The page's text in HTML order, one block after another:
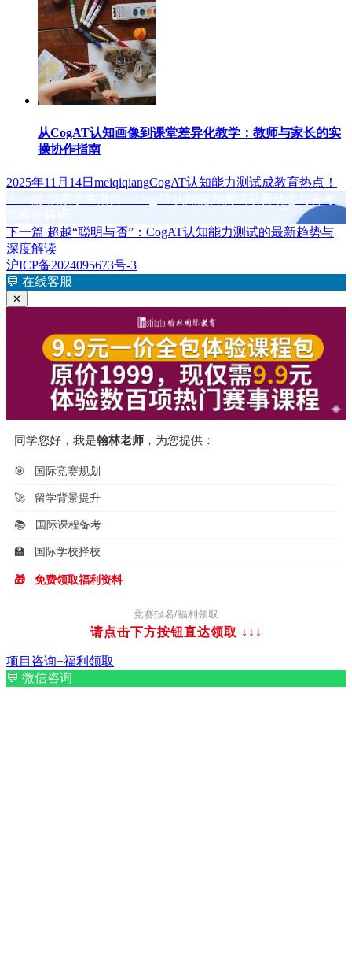
从CogAT认知画像到课堂差异化教学：教师与家长的实
操协作指南
发
2025年11月14日 作
meiqiqiang标
CogAT认知能力测试成教育热点！
文
章
导
航
文
章：
洞察学生潜力：CogAT认知能力测试最新动态与备考
下一篇 下
篇
文
章：
超越“聪明与否”：CogAT认知能力测试的最新趋势与
深度解读
沪ICP备2024095673号-3
💬 在线客服
✕
同学您好，我是翰林老师 ，为您提供：
🎯 国际竞赛规划
🚀 留学背景提升
📚 国际课程备考
🏫 国际学校择校
🎁 免费领取福利资料
竞赛报名/福利领取
请点击下方按钮直达领取 ↓↓↓
项目咨询+福利领取
💬 微信咨询